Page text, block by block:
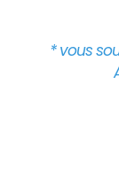
* vous